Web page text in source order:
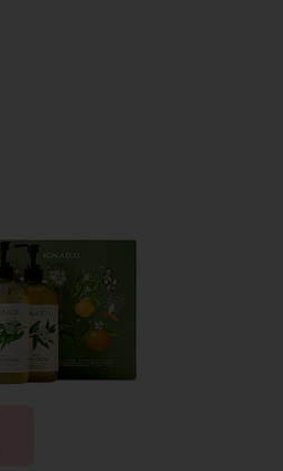
DE PRESENTE PARA CASA HOME